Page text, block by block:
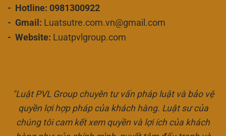
- Hotline: 0981300922
- Gmail: Luatsutre.com.vn@gmail.com
- Website: Luatpvlgroup.com
"Luật PVL Group chuyên tư vấn pháp luật và bảo vệ
quyền lợi hợp pháp của khách hàng. Luật sư của
chúng tôi cam kết xem quyền và lợi ích của khách